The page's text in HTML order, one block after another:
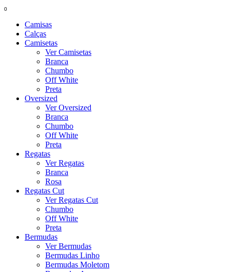
0
Camisas
Calças
Camisetas
Ver Camisetas
Branca
Chumbo
Off White
Preta
Oversized
Ver Oversized
Branca
Chumbo
Off White
Preta
Regatas
Ver Regatas
Branca
Rosa
Regatas Cut
Ver Regatas Cut
Chumbo
Off White
Preta
Bermudas
Ver Bermudas
Bermudas Linho
Bermudas Moletom